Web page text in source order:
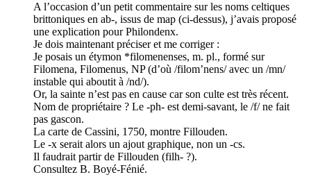
A l’occasion d’un petit commentaire sur les noms celtiques
brittoniques en ab-, issus de map (ci-dessus), j’avais proposé
une explication pour Philondenx.
Je dois maintenant préciser et me corriger :
Je posais un étymon *filomenenses, m. pl., formé sur
Filomena, Filomenus, NP (d’où /filom’nens/ avec un /mn/
instable qui aboutit à /nd/).
Or, la sainte n’est pas en cause car son culte est très récent.
Nom de propriétaire ? Le -ph- est demi-savant, le /f/ ne fait
pas gascon.
La carte de Cassini, 1750, montre Fillouden.
Le -x serait alors un ajout graphique, non un -cs.
Il faudrait partir de Fillouden (filh- ?).
Consultez B. Boyé-Fénié.